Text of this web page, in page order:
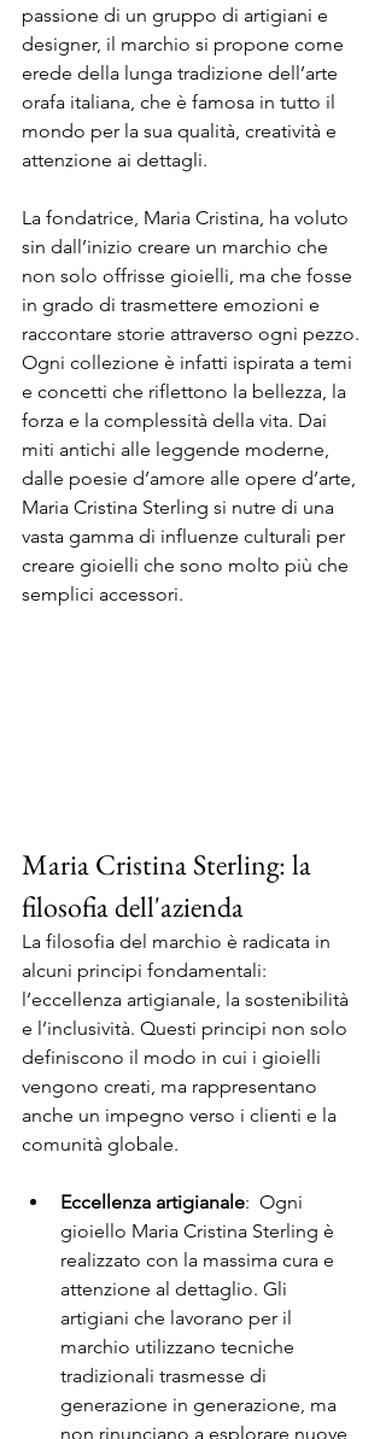
passione di un gruppo di artigiani e
designer, il marchio si propone come
erede della lunga tradizione dell’arte
orafa italiana, che è famosa in tutto il
mondo per la sua qualità, creatività e
attenzione ai dettagli.
La fondatrice, Maria Cristina, ha voluto
sin dall’inizio creare un marchio che
non solo offrisse gioielli, ma che fosse
in grado di trasmettere emozioni e
raccontare storie attraverso ogni pezzo.
Ogni collezione è infatti ispirata a temi
e concetti che riflettono la bellezza, la
forza e la complessità della vita. Dai
miti antichi alle leggende moderne,
dalle poesie d’amore alle opere d’arte,
Maria Cristina Sterling si nutre di una
vasta gamma di influenze culturali per
creare gioielli che sono molto più che
semplici accessori.
Maria Cristina Sterling: la
filosofia dell'azienda
La filosofia del marchio è radicata in
alcuni principi fondamentali:
l’eccellenza artigianale, la sostenibilità
e l’inclusività. Questi principi non solo
definiscono il modo in cui i gioielli
vengono creati, ma rappresentano
anche un impegno verso i clienti e la
comunità globale.
Eccellenza artigianale:  Ogni
gioiello Maria Cristina Sterling è
realizzato con la massima cura e
attenzione al dettaglio. Gli
artigiani che lavorano per il
marchio utilizzano tecniche
tradizionali trasmesse di
generazione in generazione, ma
non rinunciano a esplorare nuove